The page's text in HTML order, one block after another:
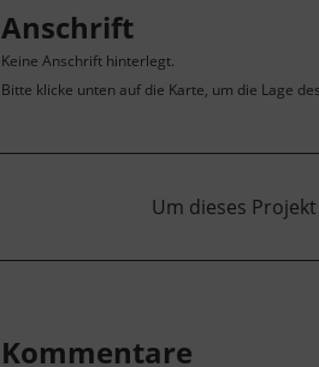
Anschrift
Keine Anschrift hinterlegt.
Bitte klicke unten auf die Karte, um die Lage
Um dieses
Kommentare